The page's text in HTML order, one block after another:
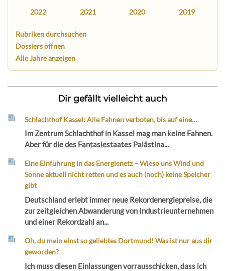
2022 2021 2020 2019
Rubriken durchsuchen
Dossiers öffnen
Alle Jahre anzeigen
Dir gefällt vielleicht auch
Schlachthof Kassel: Alle Fahnen verboten, bis auf eine…
Im Zentrum Schlachthof in Kassel mag man keine Fahnen.
Aber für die des Fantasiestaates Palästina...
Eine Einführung in das Energienetz – Wieso uns Wind und
Sonne aktuell nicht retten und es auch (noch) keine Speicher
gibt
Deutschland erlebt immer neue Rekordenergiepreise, die
zur zeitgleichen Abwanderung von Industrieunternehmen
und einer Rekordzahl an...
Oh, du mein einst so geliebtes Dortmund! Was ist nur aus dir
geworden?
Ich muss diesen Einlassungen vorrausschicken, dass ich